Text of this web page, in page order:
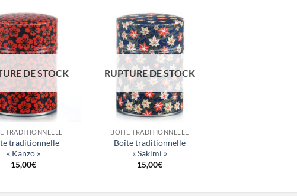
DE STOCK
TRADITIONNELLE
traditionnelle
« Kanzo »
15,00€
RUPTURE DE STOCK
BOITE TRADITIONNELLE
Boîte traditionnelle
« Sakimi »
15,00€